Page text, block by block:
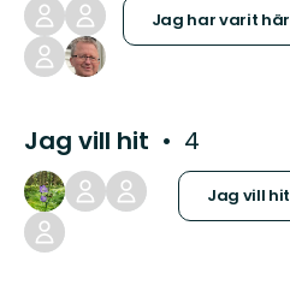
Jag har varit här
Jag vill hit 4
Jag vill hit